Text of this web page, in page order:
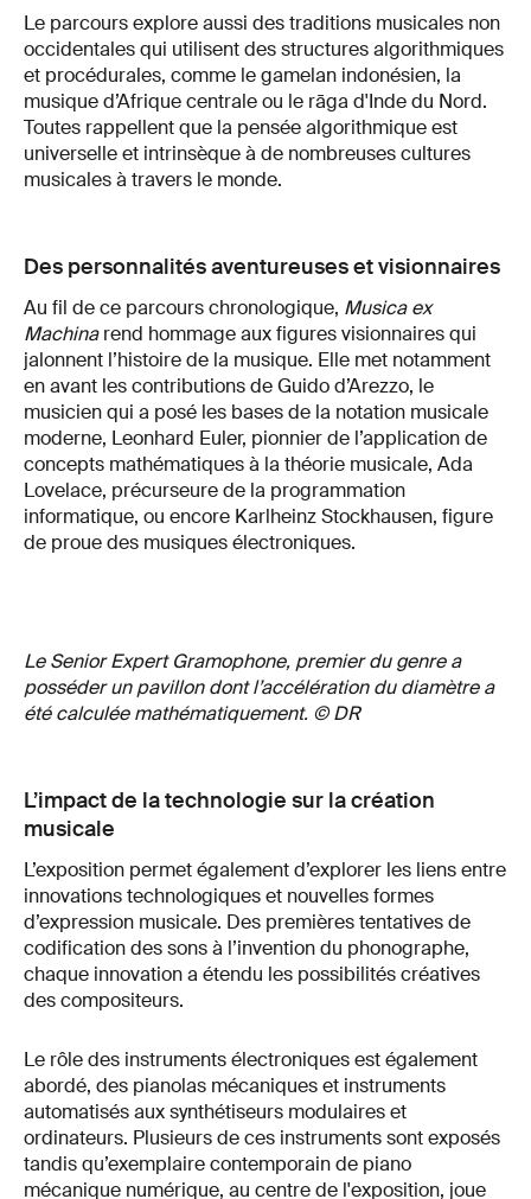
Le parcours explore aussi des traditions musicales non
occidentales qui utilisent des structures algorithmiques
et procédurales, comme le gamelan indonésien, la
musique d’Afrique centrale ou le rāga d'Inde du Nord.
Toutes rappellent que la pensée algorithmique est
universelle et intrinsèque à de nombreuses cultures
musicales à travers le monde.
Des personnalités aventureuses et visionnaires
Au fil de ce parcours chronologique, Musica ex
Machinarend hommage aux figures visionnaires qui
jalonnent l’histoire de la musique. Elle met notamment
en avant les contributions de Guido d’Arezzo, le
musicien qui a posé les bases de la notation musicale
moderne, Leonhard Euler, pionnier de l’application de
concepts mathématiques à la théorie musicale, Ada
Lovelace, précurseure de la programmation
informatique, ou encore Karlheinz Stockhausen, figure
de proue des musiques électroniques.
Le Senior Expert Gramophone, premier du genre a
posséder un pavillon dont l’accélération du diamètre a
été calculée mathématiquement. © DR
L’impact de la technologie sur la création
musicale
L’exposition permet également d’explorer les liens entre
innovations technologiques et nouvelles formes
d’expression musicale. Des premières tentatives de
codification des sons à l’invention du phonographe,
chaque innovation a étendu les possibilités créatives
des compositeurs.
Le rôle des instruments électroniques est également
abordé, des pianolas mécaniques et instruments
automatisés aux synthétiseurs modulaires et
ordinateurs. Plusieurs de ces instruments sont exposés
tandis qu’exemplaire contemporain de piano
mécanique numérique, au centre de l'exposition, joue